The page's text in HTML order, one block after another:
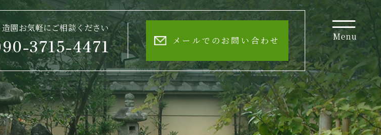
園お気軽にご相談ください
3715-4471 メールでのお問い合わせ Menu